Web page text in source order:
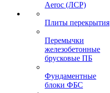
Aeroc (ЛСР)
Плиты перекрытия
Перемычки
железобетонные
брусковые ПБ
Фундаментные
блоки ФБС